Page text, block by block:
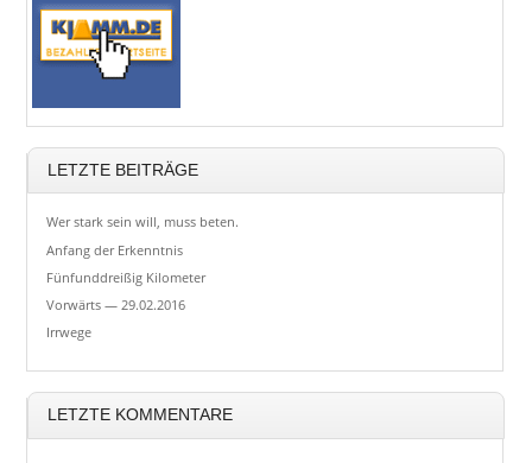
LETZTE BEITRÄGE
Wer stark sein will, muss beten.
Anfang der Erkenntnis
Fünfunddreißig Kilometer
Vorwärts — 29.02.2016
Irrwege
LETZTE KOMMENTARE